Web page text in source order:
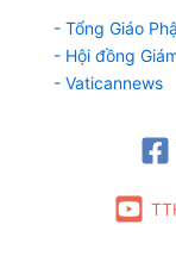
- Tổng Giáo
- Hội đồng
- Vaticannews